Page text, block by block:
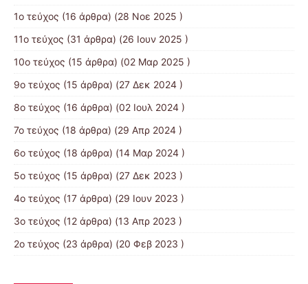
1ο τεύχος (16 άρθρα) (28 Νοε 2025 )
11ο τεύχος (31 άρθρα) (26 Ιουν 2025 )
10ο τεύχος (15 άρθρα) (02 Μαρ 2025 )
9ο τεύχος (15 άρθρα) (27 Δεκ 2024 )
8ο τεύχος (16 άρθρα) (02 Ιουλ 2024 )
7ο τεύχος (18 άρθρα) (29 Απρ 2024 )
6ο τεύχος (18 άρθρα) (14 Μαρ 2024 )
5ο τεύχος (15 άρθρα) (27 Δεκ 2023 )
4ο τεύχος (17 άρθρα) (29 Ιουν 2023 )
3ο τεύχος (12 άρθρα) (13 Απρ 2023 )
2ο τεύχος (23 άρθρα) (20 Φεβ 2023 )